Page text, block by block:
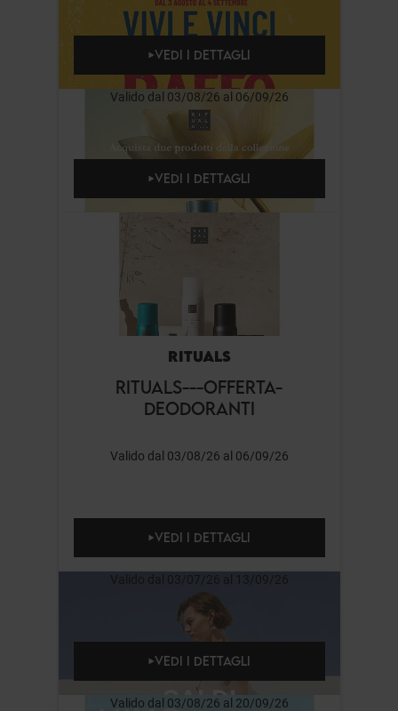
VEDI I DETTAGLI
Valido dal 03/08/26 al 06/09/26
VEDI I DETTAGLI
RITUALS
RITUALS---OFFERTA-
DEODORANTI
Valido dal 03/08/26 al 06/09/26
VEDI I DETTAGLI
Valido dal 03/07/26 al 13/09/26
VEDI I DETTAGLI
Valido dal 03/08/26 al 20/09/26